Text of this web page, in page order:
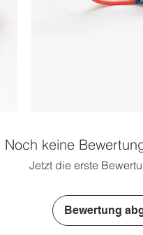
Noch keine
Jetzt die erste
Bewertung